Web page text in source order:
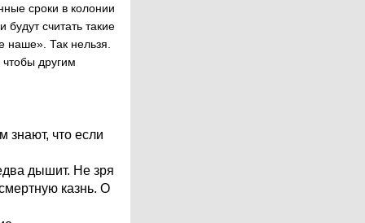
сроки в колонии
считать такие
наше». Так нельзя.
другим
знают, что если
дышит. Не зря
казнь. О